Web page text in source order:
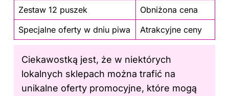
Zestaw 12 puszek
Obniżona cena
Specjalne oferty w dniu piwa
Atrakcyjne ceny
Ciekawostką jest, że w niektórych
lokalnych sklepach można trafić na
unikalne oferty promocyjne, które mogą